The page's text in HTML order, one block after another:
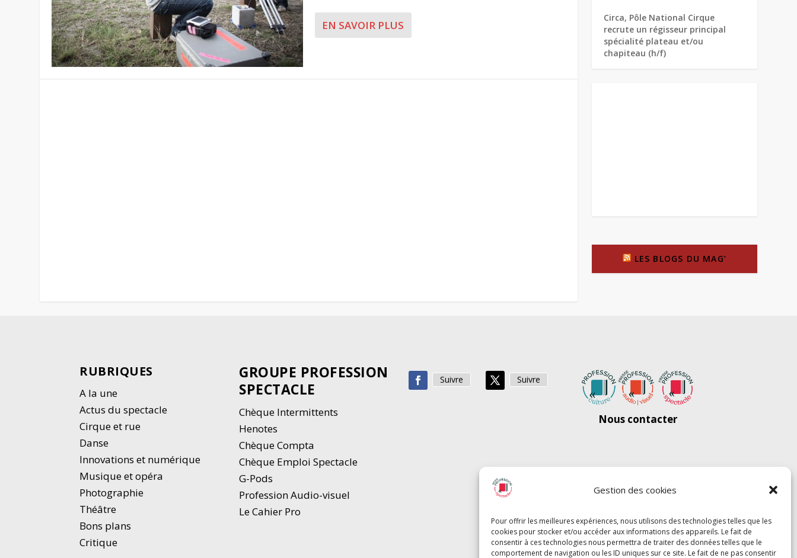
Gestion des cookies
Pour offrir les meilleures expériences, nous utilisons des technologies telles que les
cookies pour stocker et/ou accéder aux informations des appareils. Le fait de
consentir à ces technologies nous permettra de traiter des données telles que le
comportement de navigation ou les ID uniques sur ce site. Le fait de ne pas consentir
EN SAVOIR PLUS
Circa, Pôle National Cirque
recrute un régisseur principal
spécialité plateau et/ou
chapiteau (h/f)
LES BLOGS DU MAG’
RUBRIQUES
A la une
Actus du spectacle
Cirque et rue
Danse
Innovations et numérique
Musique et opéra
Photographie
Théâtre
Bons plans
Critique
GROUPE PROFESSION
SPECTACLE
Chèque Intermittents
Henotes
Chèque Compta
Chèque Emploi Spectacle
G-Pods
Profession Audio-visuel
Le Cahier Pro
Suivre Suivre
Nous contacter